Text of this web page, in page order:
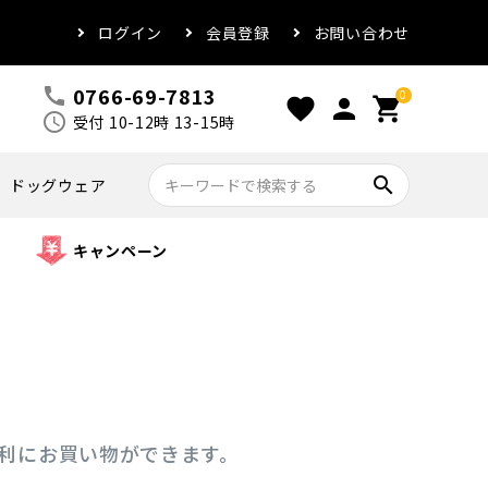
ログイン 会員登録 お問い合わせ
call 0766-69-7813
schedule 受付 10-12時 13-15時 favorite person 0
shopping_cart
ドッグウェア search
キャンペーン
お買い物ができます。